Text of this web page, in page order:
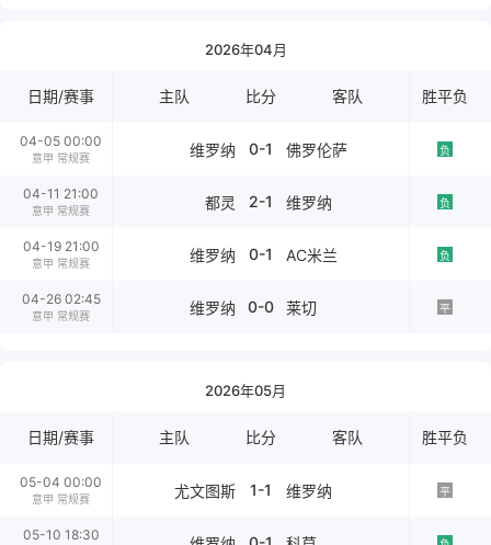
2026年04月
日期/赛事 主队 比分 客队 胜平负
04-05 00:00
意甲 常规赛 维罗纳 0-1 佛罗伦萨 负
04-11 21:00
意甲 常规赛 都灵 2-1 维罗纳 负
04-19 21:00
意甲 常规赛 维罗纳 0-1 AC米兰 负
04-26 02:45
意甲 常规赛 维罗纳 0-0 莱切 平
2026年05月
日期/赛事 主队 比分 客队 胜平负
05-04 00:00
意甲 常规赛 尤文图斯 1-1 维罗纳 平
05-10 18:30